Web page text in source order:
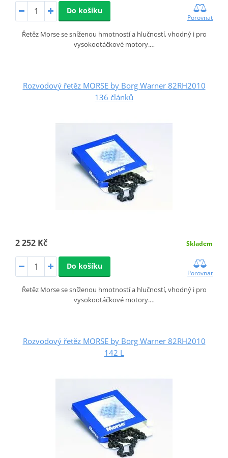
Do košíku
Porovnat
Řetěz Morse se sníženou hmotností a hlučností, vhodný i pro
vysokootáčkové motory.…
Rozvodový řetěz MORSE by Borg Warner 82RH2010
136 článků
2 252 Kč Skladem
Do košíku
Porovnat
Řetěz Morse se sníženou hmotností a hlučností, vhodný i pro
vysokootáčkové motory.…
Rozvodový řetěz MORSE by Borg Warner 82RH2010
142 L